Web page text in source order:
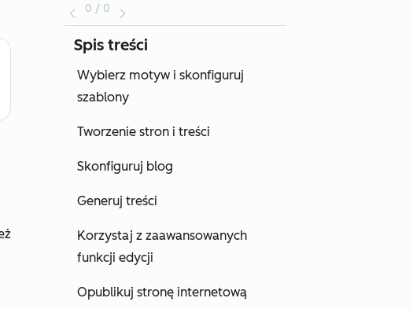
0 / 0
Spis treści
Wybierz motyw i skonfiguruj
szablony
Tworzenie stron i treści
Skonfiguruj blog
Generuj treści
Korzystaj z zaawansowanych
funkcji edycji
Opublikuj stronę internetową